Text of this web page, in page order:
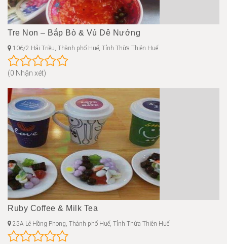
Tre Non – Bắp Bò & Vú Dê Nướng
106/2 Hải Triều, Thành phố Huế, Tỉnh Thừa Thiên Huế
(0 Nhận xét)
Ruby Coffee & Milk Tea
25A Lê Hồng Phong, Thành phố Huế, Tỉnh Thừa Thiên Huế